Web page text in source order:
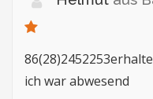
ich war abwesend